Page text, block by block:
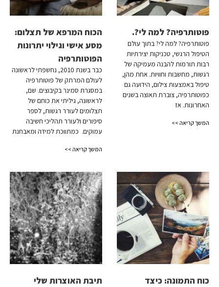
פוטותרפיה? למה לי?.
פוטותרפיה? למה לי? בתוך עולם
הטיפול הרגשי, טכניקות יצירתיות
רבות תורמות להבנה מעמיקה של
רגשות, מחשבות וחוויות. אחת מהן,
טיפול באמצעות צילום, הידועה גם
כפוטותרפיה, צוברת תאוצה בשנים
האחרונות. אז
המשך קריאה >>
הכוח המרפא של תצלום:
מסע אישי וגילוי יתרונות
הפוטותרפיה
כבר בשנת 2010, נחשפתי לראשונה
לעולם המרתק של פוטותרפיה
במסגרת סמינר בקיבוצים. שם,
לראשונה, גיליתי את כוחם של
תצלומים לעורר רגשות, לספר
סיפורים ולעורר תהליכי חשיבה
עמוקים. כמתווכת למידה ומאבחנת
המשך קריאה >>
כוח התמונה: כיצד
תיבת האוצרות שלי